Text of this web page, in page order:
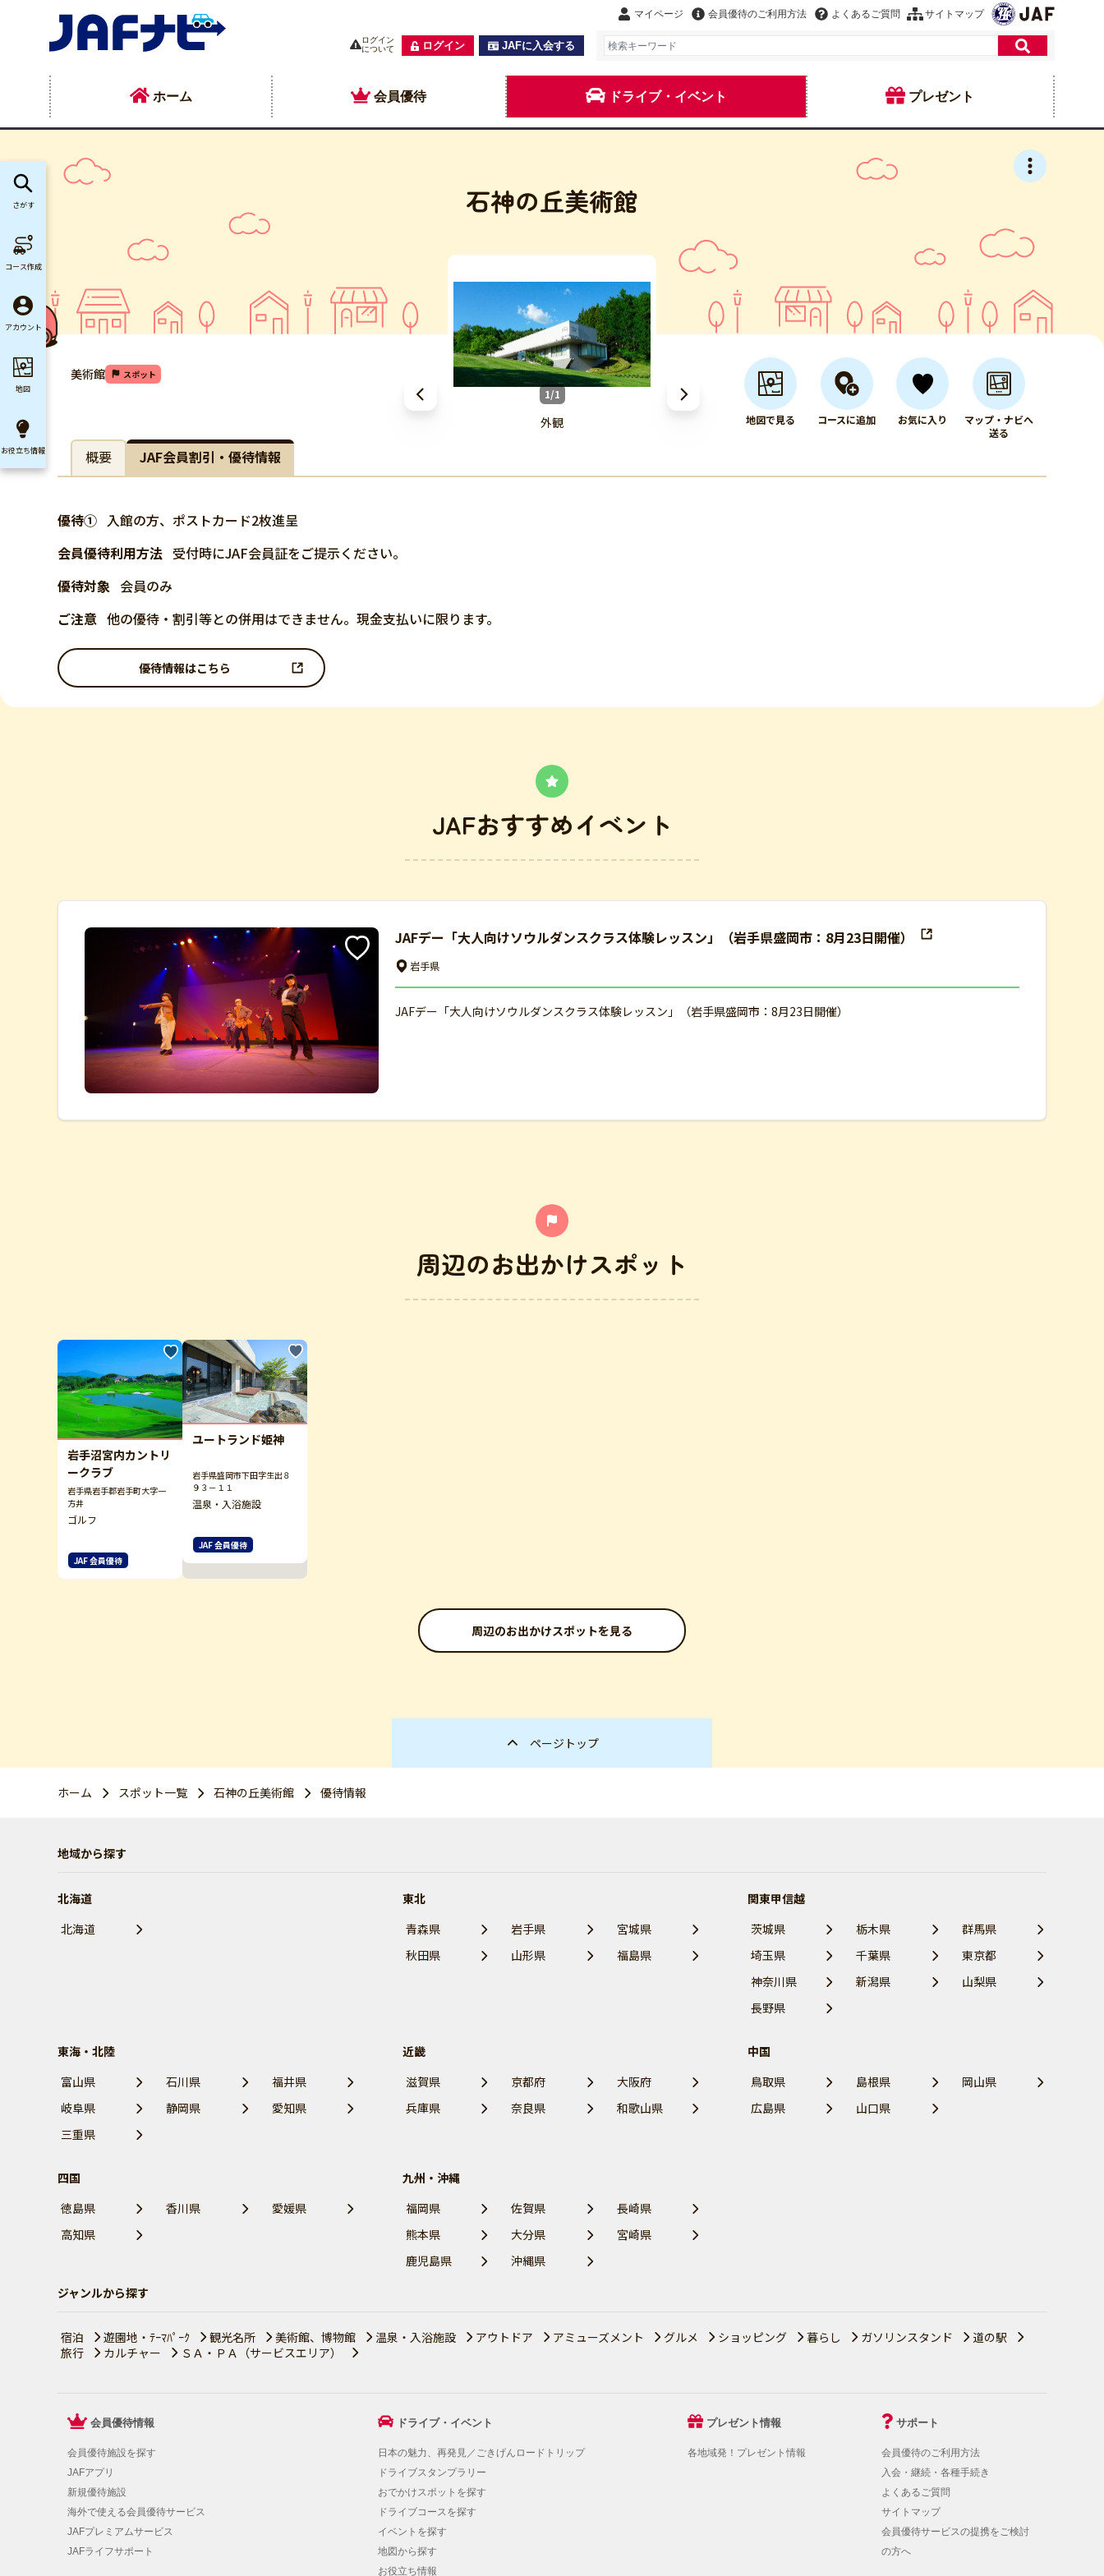
マイページ 会員優待のご利用方法 よくあるご質問 サイトマップ
ログイン
について
ログイン JAFに入会する
ホーム 会員優待 ドライブ・イベント プレゼント
石神の丘美術館
1/1
外観
美術館 スポット
地図で見る コースに追加 お気に入り
マップ・ナビへ
送る
概要 JAF会員割引・優待情報
優待① 入館の方、ポストカード2枚進呈
会員優待利用方法 受付時にJAF会員証をご提示ください。
優待対象 会員のみ
ご注意 他の優待・割引等との併用はできません。現金支払いに限ります。
優待情報はこちら
JAFおすすめイベント
JAFデー「大人向けソウルダンスクラス体験レッスン」（岩手県盛岡市：8月23日開催）
岩手県
JAFデー「大人向けソウルダンスクラス体験レッスン」（岩手県盛岡市：8月23日開催）
周辺のお出かけスポット
岩手沼宮内カントリ
ークラブ
岩手県岩手郡岩手町大字一
方井
ゴルフ
JAF 会員優待
ユートランド姫神
岩手県盛岡市下田字生出８
９３－１１
温泉・入浴施設
JAF 会員優待
周辺のお出かけスポットを見る
ページトップ
ホーム スポット一覧 石神の丘美術館 優待情報
地域から探す
北海道
北海道
東北
青森県
岩手県
宮城県
秋田県
山形県 福島県
関東甲信越
茨城県
栃木県
群馬県
埼玉県
千葉県
東京都
神奈川県
新潟県
山梨県
長野県
東海・北陸
富山県
石川県
福井県
岐阜県
静岡県
愛知県
三重県
近畿
滋賀県
京都府
大阪府
兵庫県
奈良県 和歌山県
中国
鳥取県
島根県
岡山県
広島県
山口県
四国
徳島県
香川県
愛媛県
高知県
九州・沖縄
福岡県
佐賀県
長崎県
熊本県
大分県
宮崎県
鹿児島県
沖縄県
ジャンルから探す
宿泊 遊園地・ﾃｰﾏﾊﾟｰｸ 観光名所 美術館、博物館 温泉・入浴施設 アウトドア アミューズメント グルメ ショッピング 暮らし ガソリンスタンド
道の駅
旅行
カルチャー ＳＡ・ＰＡ（サービスエリア）
会員優待情報
会員優待施設を探す
JAFアプリ
新規優待施設
海外で使える会員優待サービス
JAFプレミアムサービス
JAFライフサポート
ドライブ・イベント
日本の魅力、再発見／ごきげんロードトリップ
ドライブスタンプラリー
おでかけスポットを探す
ドライブコースを探す
イベントを探す
地図から探す
お役立ち情報
プレゼント情報
各地域発！プレゼント情報
サポート
会員優待のご利用方法
入会・継続・各種手続き
よくあるご質問
サイトマップ
会員優待サービスの提携をご検討
の方へ
さがす
コース作成
アカウント
地図
お役立ち情報